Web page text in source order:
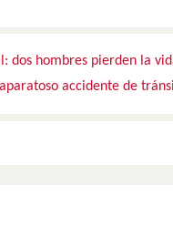
dos hombres pierden la
aparatoso accidente de